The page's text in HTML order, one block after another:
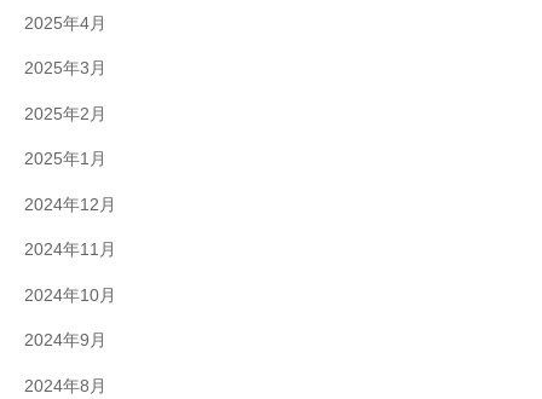
2025年4月
2025年3月
2025年2月
2025年1月
2024年12月
2024年11月
2024年10月
2024年9月
2024年8月